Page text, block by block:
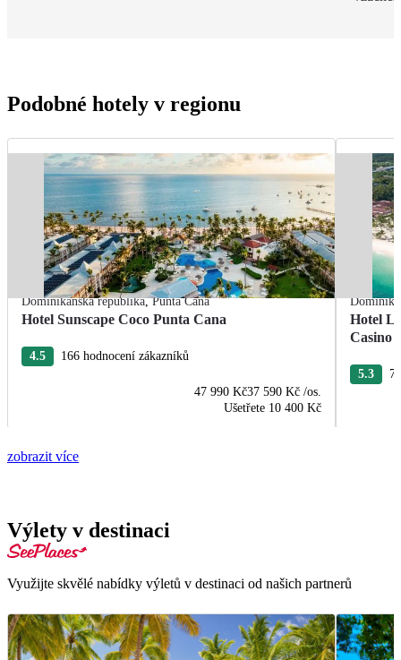
Podobné hotely v regionu
Dominikánská republika,Punta Cana
Hotel Sunscape Coco Punta Cana
4.5 166 hodnocení zákazníků
47 990 Kč37 590 Kč /os.
Ušetřete 10 400 Kč
Hotel
Casino
5.3
zobrazit více
Výlety v destinaci
Využijte skvělé nabídky výletů v destinaci od našich partnerů